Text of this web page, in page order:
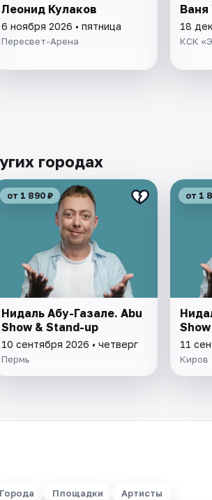
Леонид Кулаков
6 ноября 2026 • пятница
Пересвет-Арена
Ваня
18
КСК
городах
от 1 890 ₽
Нидаль Абу-Газале. Abu
Show & Stand-up
10 сентября 2026 • четверг
Пермь
от 1
11
Киров
Города Площадки Артисты